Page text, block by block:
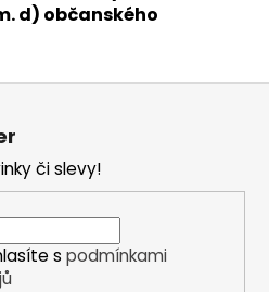
d) občanského
či slevy!
s podmínkami